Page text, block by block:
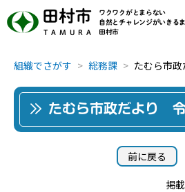
田村市
TAMURA
ワクワクがとまらない
自然とチャレンジがいきる
田村市
組織でさがす 総務課 たむら市
たむら市政だより
前に戻る
掲